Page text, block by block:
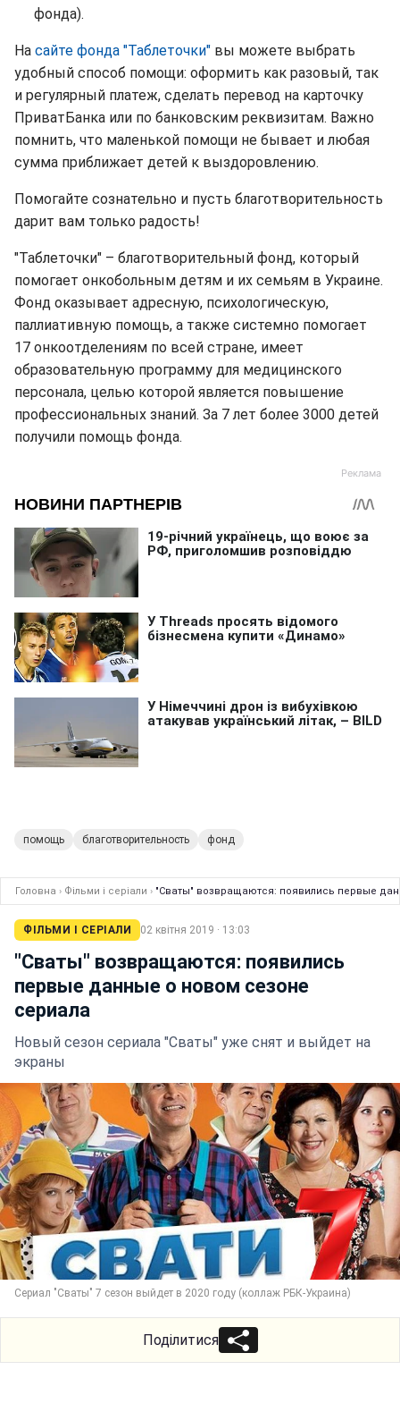
фонда).
На сайте фонда "Таблеточки" вы можете выбрать
удобный способ помощи: оформить как разовый, так
и регулярный платеж, сделать перевод на карточку
ПриватБанка или по банковским реквизитам. Важно
помнить, что маленькой помощи не бывает и любая
сумма приближает детей к выздоровлению.
Помогайте сознательно и пусть благотворительность
дарит вам только радость!
"Таблеточки" – благотворительный фонд, который
помогает онкобольным детям и их семьям в Украине.
Фонд оказывает адресную, психологическую,
паллиативную помощь, а также системно помогает
17 онкоотделениям по всей стране, имеет
образовательную программу для медицинского
персонала, целью которой является повышение
профессиональных знаний. За 7 лет более 3000 детей
получили помощь фонда.
помощь благотворительность фонд
Головна › Фільми і серіали › "Сваты" возвращаются: появились первые
ФІЛЬМИ І СЕРІАЛИ 02 квітня 2019 · 13:03
"Сваты" возвращаются: появились
первые данные о новом сезоне
сериала
Новый сезон сериала "Сваты" уже снят и выйдет на
экраны
Сериал "Сваты" 7 сезон выйдет в 2020 году (коллаж РБК-Украина)
Поділитися